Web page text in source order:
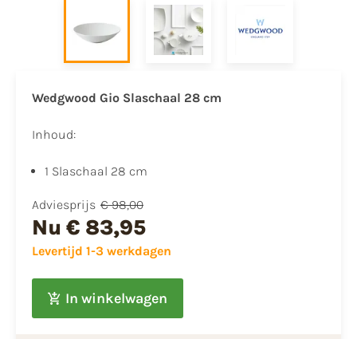
Wedgwood Gio Slaschaal 28 cm
Inhoud:
1 Slaschaal 28 cm
Adviesprijs € 98,00
Nu € 83,95
Levertijd 1-3 werkdagen
In winkelwagen